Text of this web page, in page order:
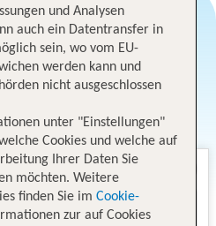
und Analysen
auch ein Datentransfer in
sein, wo vom EU-
werden kann und
nicht ausgeschlossen
unter "Einstellungen"
Cookies und welche auf
Ihrer Daten Sie
möchten. Weitere
finden Sie im Cookie-
zur auf Cookies